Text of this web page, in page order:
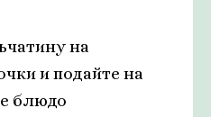
на
и подайте на
блюдо